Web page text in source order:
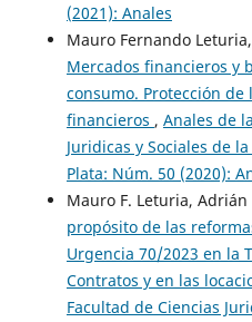
(2021): Anales
Mauro Fernando
Mercados financieros y
consumo. Protección
financieros , Anales de
Juridicas y Sociales de
Plata: Núm. 50 (2020):
Mauro F. Leturia, Adrián
propósito de las
Urgencia 70/2023 en la
Contratos y en las
Facultad de Ciencias